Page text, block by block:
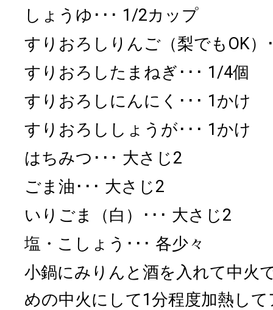
しょうゆ
1/2カップ
すりおろしりんご（梨でもOK）
すりおろしたまねぎ
1/4個
すりおろしにんにく
1かけ
すりおろししょうが
1かけ
はちみつ
大さじ2
ごま油
大さじ2
いりごま（白）
大さじ2
塩・こしょう
各少々
小鍋にみりんと酒を入れて中火
めの中火にして1分程度加熱し